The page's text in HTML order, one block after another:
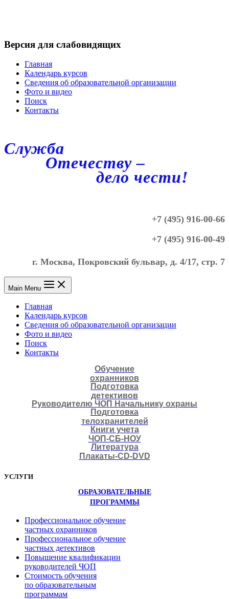
Версия для слабовидящих
Главная
Календарь курсов
Сведения об образовательной организации
Фото и видео
Поиск
Контакты
Служба
Отечеству –
дело чести!
+7 (495) 916-00-66
+7 (495) 916-00-49
г. Москва, Покровский бульвар, д. 4/17, стр. 7
Main Menu
Главная
Календарь курсов
Сведения об образовательной организации
Фото и видео
Поиск
Контакты
Обучение
охранников
Подготовка
детективов
Руководителю ЧОП Начальнику охраны
Подготовка
телохранителей
Книги учета
ЧОП-СБ-НОУ
Литература
Плакаты-CD-DVD
УСЛУГИ
ОБРАЗОВАТЕЛЬНЫЕ
ПРОГРАММЫ
Профессиональное обучение
частных охранников
Профессиональное обучение
частных детективов
Повышение квалификации
руководителей ЧОП
Стоимость обучения
по образовательным
программам